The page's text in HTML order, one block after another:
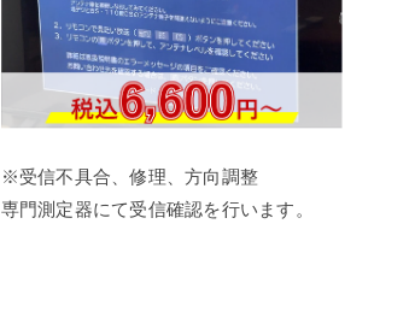
※受信不具合、修理、方向調整
専門測定器にて受信確認を行います。